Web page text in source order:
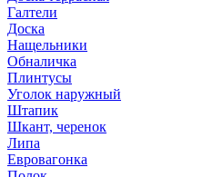
Галтели
Доска
Нащельники
Обналичка
Плинтусы
Уголок наружный
Штапик
Шкант, черенок
Липа
Евровагонка